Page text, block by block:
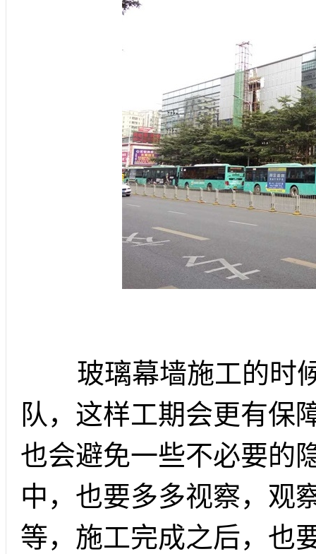
玻璃幕墙施工的时候
队，这样工期会更有保
也会避免一些不必要的
中，也要多多视察，观
等，施工完成之后，也